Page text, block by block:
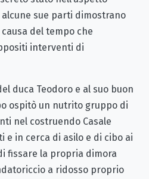
sue parti dimostrano
del tempo che
interventi di
duca Teodoro e al suo buon
ospitò un nutrito gruppo di
nel costruendo Casale
e in cerca di asilo e di cibo ai
fissare la propria dimora
a ridosso proprio